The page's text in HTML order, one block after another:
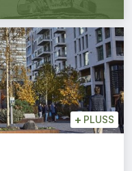
+ PLUSS